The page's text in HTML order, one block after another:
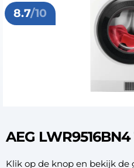
8.7/10
AEG
Klik op de knop en bekijk de